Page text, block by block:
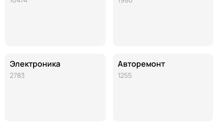
Электроника
2783
Авторемонт
1255